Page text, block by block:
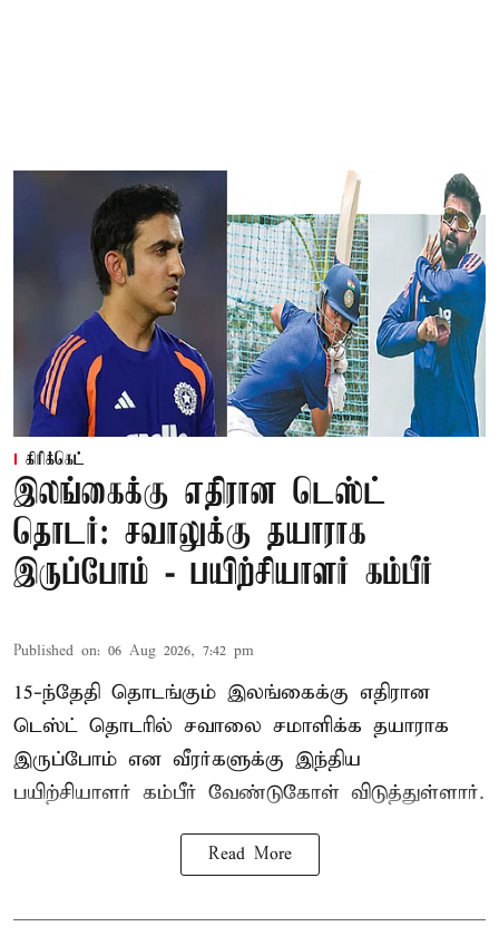
கிரிக்கெட்
இலங்கைக்கு எதிரான டெஸ்ட்
தொடர்: சவாலுக்கு தயாராக
இருப்போம் - பயிற்சியாளர் கம்பீர்
Published on: 06 Aug 2026, 7:42 pm
15-ந்தேதி தொடங்கும் இலங்கைக்கு எதிரான
டெஸ்ட் தொடரில் சவாலை சமாளிக்க தயாராக
இருப்போம் என வீரர்களுக்கு இந்திய
பயிற்சியாளர் கம்பீர் வேண்டுகோள் விடுத்துள்ளார்.
Read More